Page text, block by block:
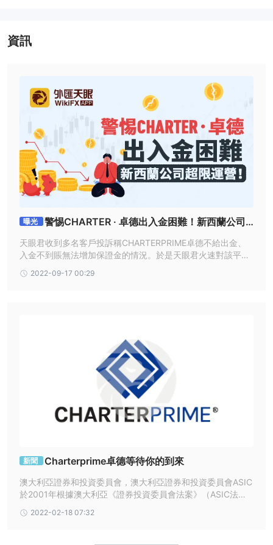
公司，簡稱USDT，1USDT等於1美元，入金1天，出金3天，出入金
100美元), Skrill (入金1一天，取款需要 3 天，無存款費用，取款費
用為 1%，最低取款金額為 100 美元），Neteller（存款時間需要 1
天，取款需要 3 天，無存款費用，取款費用為 2% ，最高30美元，
最低提現100美元），以及Local Gateway（目前支持的幣種有泰
國，印尼，菲律賓，越南，入金1天，出金3天，無出入金手續費，
最低提款金額為 100 美元）。
教育性的 &研究工具
除了 MT4 交易平台的基本詞彙表、常見問題解答、用戶和安裝指南
提供的額外研究工具 卓德包括市場新聞、更新以及特色事件和數據
發布的經濟日曆。
客戶支持
卓德可以在工作時間內通過實時聊天、電子郵件或聯繫表聯繫客戶支
或者您也可以在一些社交媒體平台上關注該經紀人，例如
Facebook、Twitter、Instagram 和 Linkedin。
是 卓德監管？
卓德由澳大利亞 ASIC 授權和監管，監管許可證號為 421210。
是的，Charterprime 提供模擬賬戶。
交易平台是做什麼的 卓德提供？
卓德使流行的交易平台 mt4 可用。
CharterPrime 的客戶服務時間是什麼時候？
這 卓德客戶服務團隊週一至週五全天候 24/5 提供服務。
資訊
曝光
警惕CHARTER · 卓德出入金困難！新西蘭公司
超限運營！
天眼君收到多名客戶投訴稱CHARTERPRIME卓德不給出金、
入金不到賬無法增加保證金的情況。於是天眼君火速對該平臺
2022-09-17 00:29
新聞 Charterprime卓德等待你的到來
澳大利亞證券和投資委員會，澳大利亞證券和投資委員會ASIC
於2001年根據澳大利亞《證券投資委員會法案》（ASIC法
投資行為、金融產品和服務行使監管職能。
2022-02-18 07:32